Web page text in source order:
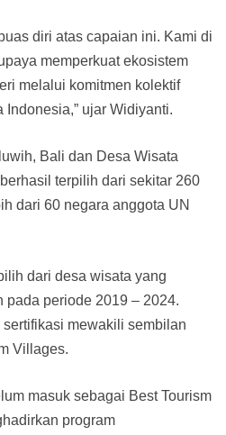
diri atas capaian ini. Kami di
memperkuat ekosistem
melalui komitmen kolektif
ujar Widiyanti.
Bali dan Desa Wisata
terpilih dari sekitar 260
dari 60 negara anggota UN
dari desa wisata yang
pada periode 2019 – 2024.
mewakili sembilan
Villages.
masuk sebagai Best Tourism
program